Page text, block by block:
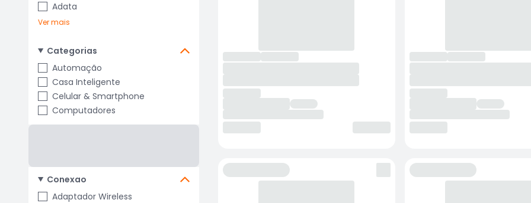
Adata
Ver mais
Categorias
Automação
Casa Inteligente
Celular & Smartphone
Computadores
Conexao
Adaptador Wireless